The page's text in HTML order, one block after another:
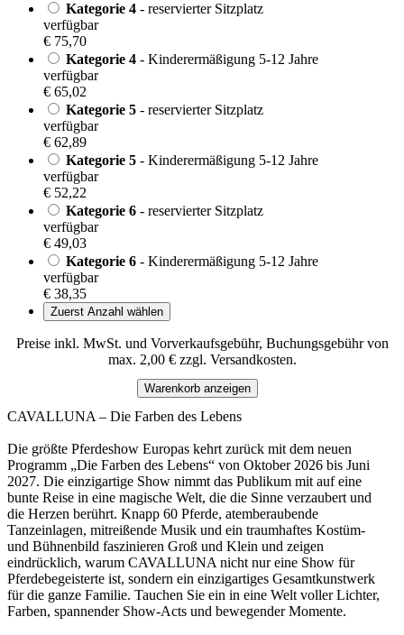
Kategorie 4 - reservierter Sitzplatz
verfügbar
€ 75,70
Kategorie 4 - Kinderermäßigung 5-12 Jahre
verfügbar
€ 65,02
Kategorie 5 - reservierter Sitzplatz
verfügbar
€ 62,89
Kategorie 5 - Kinderermäßigung 5-12 Jahre
verfügbar
€ 52,22
Kategorie 6 - reservierter Sitzplatz
verfügbar
€ 49,03
Kategorie 6 - Kinderermäßigung 5-12 Jahre
verfügbar
€ 38,35
Zuerst Anzahl wählen
Preise inkl. MwSt. und Vorverkaufsgebühr, Buchungsgebühr von
max. 2,00 € zzgl. Versandkosten.
Warenkorb anzeigen
CAVALLUNA – Die Farben des Lebens
Die größte Pferdeshow Europas kehrt zurück mit dem neuen
Programm „Die Farben des Lebens“ von Oktober 2026 bis Juni
2027. Die einzigartige Show nimmt das Publikum mit auf eine
bunte Reise in eine magische Welt, die die Sinne verzaubert und
die Herzen berührt. Knapp 60 Pferde, atemberaubende
Tanzeinlagen, mitreißende Musik und ein traumhaftes Kostüm-
und Bühnenbild faszinieren Groß und Klein und zeigen
eindrücklich, warum CAVALLUNA nicht nur eine Show für
Pferdebegeisterte ist, sondern ein einzigartiges Gesamtkunstwerk
für die ganze Familie. Tauchen Sie ein in eine Welt voller Lichter,
Farben, spannender Show-Acts und bewegender Momente.